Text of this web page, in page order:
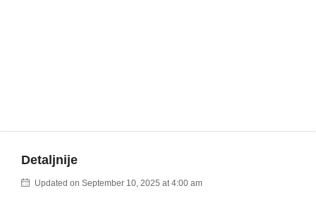
Detaljnije
Updated on September 10, 2025 at 4:00 am